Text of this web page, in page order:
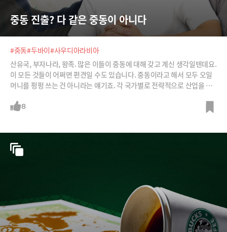
중동 진출? 다 같은 중동이 아니다
#중동#두바이#사우디아라비아
산유국, 부자나라, 왕족. 많은 이들이 중동에 대해 갖고 계신 생각일텐데요.
이 모든 것들이 어쩌면 편견일 수도 있습니다. 중동이라고 해서 모두 오일
머니를 펑펑 쓰는 건 아니라는 얘기죠. 각 국가별로 전략적으로 산업을 육
곳에는 어떤 나라들이 있는지, 어떤 특징이 있는지, 그리고 이들과 비즈니
8